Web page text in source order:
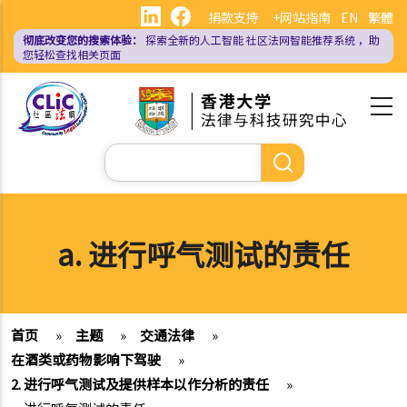
主
EN 繁體
捐款支持 +网站指南
彻底改变您的搜索体验： 探索全新的人工智能社区法网智能推荐系统 ，助
您轻松查找相关页面
搜
索
a. 进行呼气测试的责任
首页 » 主题 » 交通法律
»
在酒类或药物影响下驾驶
»
2. 进行呼气测试及提供样本以作分析的责任
»